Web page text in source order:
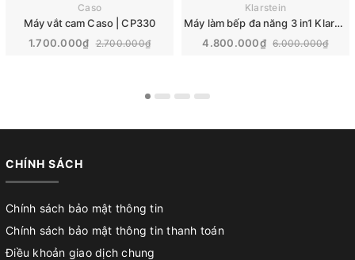
Caso
Máy vắt cam Caso | CP330
1.700.000₫ 2.700.000₫
Klarstein
Máy làm bếp đa năng 3 in1 Klarstein Lucia Rossa 1300W | 10006254
4.800.000₫ 6.000.000₫
CHÍNH SÁCH
Chính sách bảo mật thông tin
Chính sách bảo mật thông tin thanh toán
Điều khoản giao dịch chung